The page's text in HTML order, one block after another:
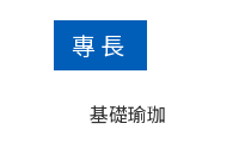
專長
基礎瑜珈